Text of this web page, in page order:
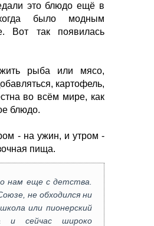
это блюдо ещё в
было модным
Вот так появилась
рыба или мясо,
картофель,
во всём мире, как
блюдо.
- на ужин, и утром -
пища.
нам еще с детства.
не обходился ни
или пионерский
и сейчас широко